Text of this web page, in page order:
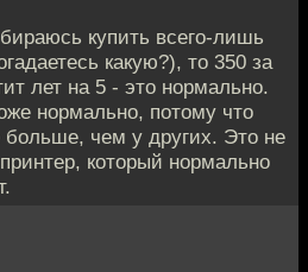
купить всего-лишь
какую?), то 350 за
лет на 5 - это нормально.
нормально, потому что
больше, чем у других. Это не
который нормально